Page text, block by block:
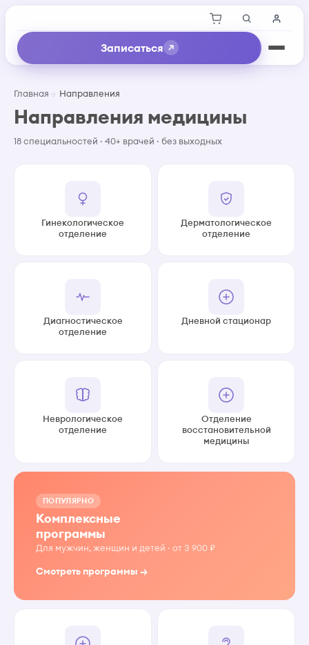
Записаться
Главная Направления
Направления медицины
18 специальностей · 40+ врачей · без выходных
Гинекологическое
отделение
Дерматологическое
отделение
Диагностическое
отделение
Дневной стационар
Неврологическое
отделение
Отделение
восстановительной
медицины
ПОПУЛЯРНО
Комплексные
программы
Для мужчин, женщин и детей · от 3 900 ₽
Смотреть программы →